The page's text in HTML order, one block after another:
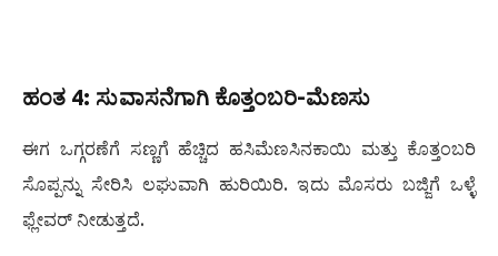
ಹಂತ 4: ಸುವಾಸನೆಗಾಗಿ ಕೊತ್ತಂಬರಿ-ಮೆಣಸು
ಈಗ ಒಗ್ಗರಣೆಗೆ ಸಣ್ಣಗೆ ಹೆಚ್ಚಿದ ಹಸಿಮೆಣಸಿನಕಾಯಿ ಮತ್ತು ಕೊತ್ತಂಬರಿ
ಸೊಪ್ಪನ್ನು ಸೇರಿಸಿ ಲಘುವಾಗಿ ಹುರಿಯಿರಿ. ಇದು ಮೊಸರು ಬಜ್ಜಿಗೆ ಒಳ್ಳೆ
ಫ್ಲೇವರ್ ನೀಡುತ್ತದೆ.